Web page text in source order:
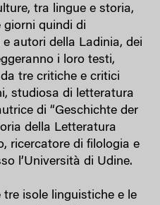
tra lingue e storia,
giorni quindi di
autori della Ladinia, dei
i loro testi,
tre critiche e critici
studiosa di letteratura
di “Geschichte der
della Letteratura
ricercatore di filologia e
l’Università di Udine.
isole linguistiche e le